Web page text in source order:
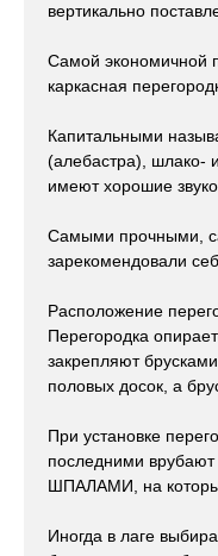
вертикально
Самой экономичной
каркасная
Капитальными
(алебастра), шлако-
имеют хорошие
Самыми прочными,
зарекомендовали
Расположение
Перегородка
закрепляют
половых досок, а
При установке
последними
ШПАЛАМИ, на
Иногда в лаге